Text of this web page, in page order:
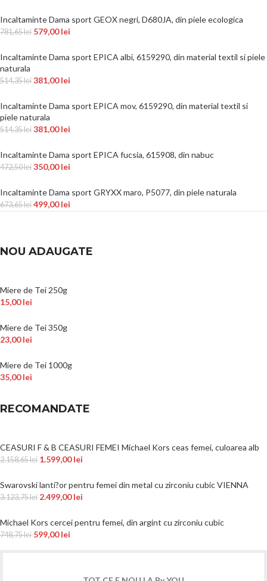
Incaltaminte Dama sport GEOX negri, D680JA, din piele ecologica
781,65lei 579,00lei
Incaltaminte Dama sport EPICA albi, 6159290, din material textil si piele
naturala
514,35lei 381,00lei
Incaltaminte Dama sport EPICA mov, 6159290, din material textil si
piele naturala
514,35lei 381,00lei
Incaltaminte Dama sport EPICA fucsia, 615908, din nabuc
472,50lei 350,00lei
Incaltaminte Dama sport GRYXX maro, P5077, din piele naturala
673,65lei 499,00lei
NOU ADAUGATE
Miere de Tei 250g
15,00lei
Miere de Tei 350g
23,00lei
Miere de Tei 1000g
35,00lei
RECOMANDATE
CEASURI F & B CEASURI FEMEI Michael Kors ceas femei, culoarea alb
2.158,65lei 1.599,00lei
Swarovski lanti?or pentru femei din metal cu zirconiu cubic VIENNA
3.123,75lei 2.499,00lei
Michael Kors cercei pentru femei, din argint cu zirconiu cubic
748,75lei 599,00lei